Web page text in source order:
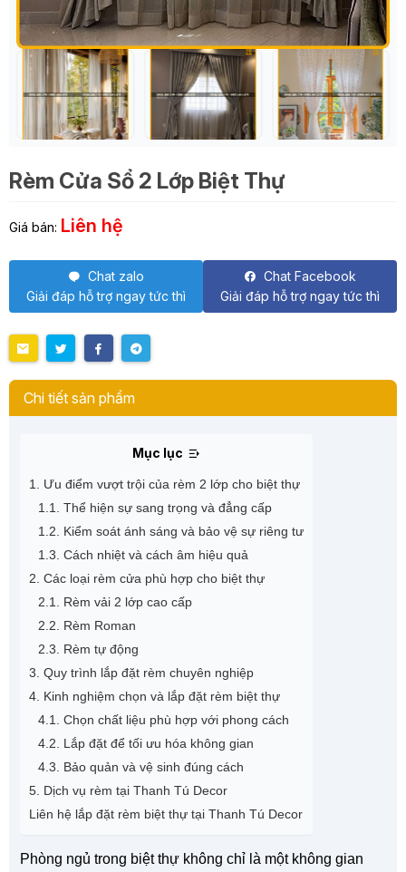
Rèm Cửa Sổ 2 Lớp Biệt Thự
Giá bán: Liên hệ
Chat zalo
Giải đáp hỗ trợ ngay tức thì
Chat Facebook
Giải đáp hỗ trợ ngay tức thì
Chi tiết sản phẩm
Mục lục
1. Ưu điểm vượt trội của rèm 2 lớp cho biệt thự
1.1. Thể hiện sự sang trọng và đẳng cấp
1.2. Kiểm soát ánh sáng và bảo vệ sự riêng tư
1.3. Cách nhiệt và cách âm hiệu quả
2. Các loại rèm cửa phù hợp cho biệt thự
2.1. Rèm vải 2 lớp cao cấp
2.2. Rèm Roman
2.3. Rèm tự động
3. Quy trình lắp đặt rèm chuyên nghiệp
4. Kinh nghiệm chọn và lắp đặt rèm biệt thự
4.1. Chọn chất liệu phù hợp với phong cách
4.2. Lắp đặt để tối ưu hóa không gian
4.3. Bảo quản và vệ sinh đúng cách
5. Dịch vụ rèm tại Thanh Tú Decor
Liên hệ lắp đặt rèm biệt thự tại Thanh Tú Decor
Phòng ngủ trong biệt thự không chỉ là một không gian